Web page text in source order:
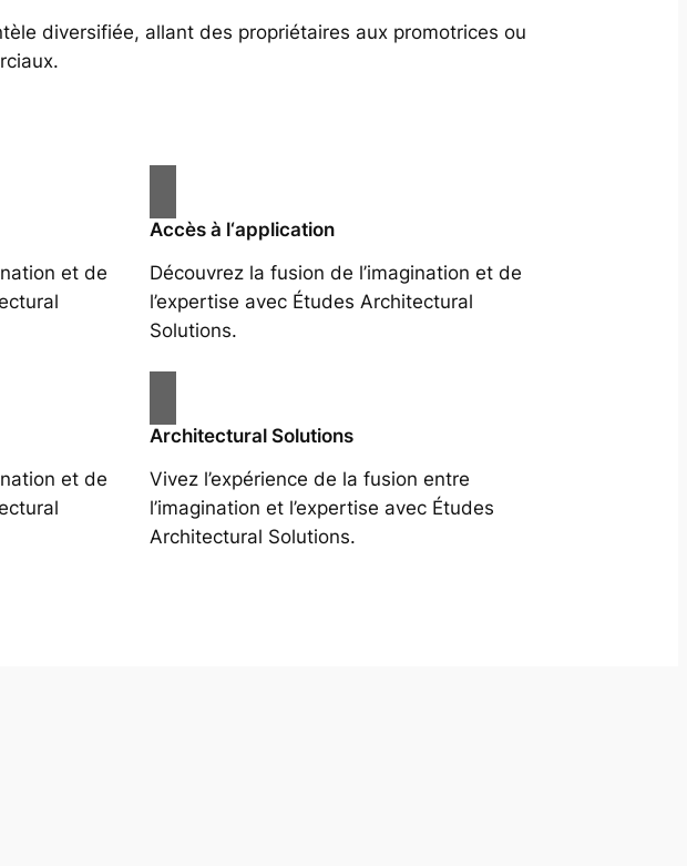
diversifiée, allant des propriétaires aux promotrices ou
et de
Accès à l‘application
Découvrez la fusion de l’imagination et de
l’expertise avec Études Architectural
Solutions.
et de
Architectural Solutions
Vivez l’expérience de la fusion entre
l’imagination et l’expertise avec Études
Architectural Solutions.